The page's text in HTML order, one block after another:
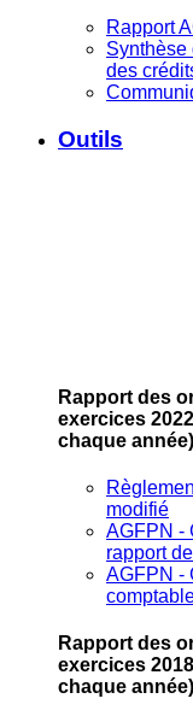
Rapport
Synthèse
des
Outils
Rapport des
exercices
chaque année)
modifié
AGFPN ‐
rapport
AGFPN ‐
Rapport des
exercices
chaque année)